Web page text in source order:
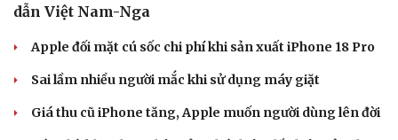
dẫn Việt Nam-Nga
Apple đối mặt cú sốc chi phí khi sản xuất iPhone 18 Pro
Sai lầm nhiều người mắc khi sử dụng máy giặt
Giá thu cũ iPhone tăng, Apple muốn người dùng lên đời